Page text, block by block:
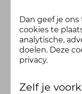
Dan geef je
cookies te
analytische,
doelen. Deze
privacy.
Zelf je